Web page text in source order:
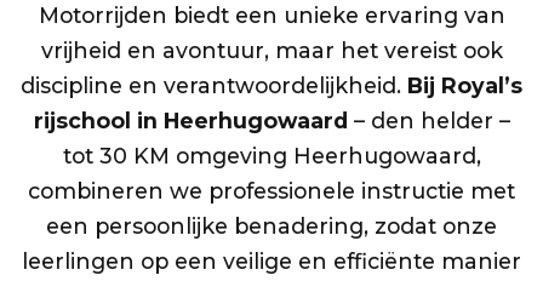
Motorrijden biedt een unieke ervaring van
vrijheid en avontuur, maar het vereist ook
discipline en verantwoordelijkheid. Bij Royal’s
rijschool in Heerhugowaard – den helder –
tot 30 KM omgeving Heerhugowaard,
combineren we professionele instructie met
een persoonlijke benadering, zodat onze
leerlingen op een veilige en efficiënte manier